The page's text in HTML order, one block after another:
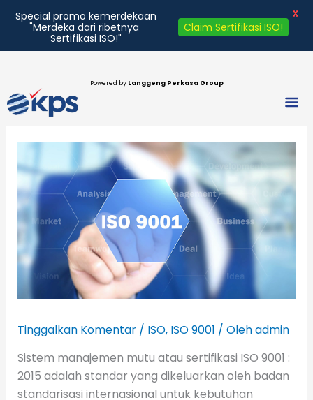
konten
Powered by Langgeng Perkasa Group
Tinggalkan Komentar / ISO, ISO 9001 / Olehadmin
Sistem manajemen mutu atau sertifikasi ISO 9001 :
2015 adalah standar yang dikeluarkan oleh badan
standarisasi internasional untuk kebutuhan
Special promo kemerdekaan
"Merdeka dari ribetnya
Sertifikasi ISO!"
Claim Sertifikasi ISO!
X